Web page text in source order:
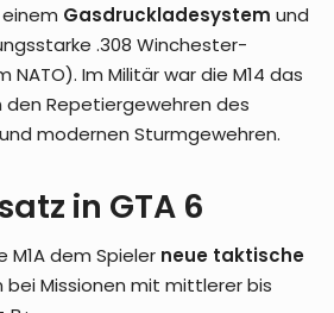
Gasdruckladesystem und
.308 Winchester-
NATO). Im Militär war die M14 das
den Repetiergewehren des
modernen Sturmgewehren.
in GTA 6
M1A dem Spieler neue taktische
bei Missionen mit mittlerer bis